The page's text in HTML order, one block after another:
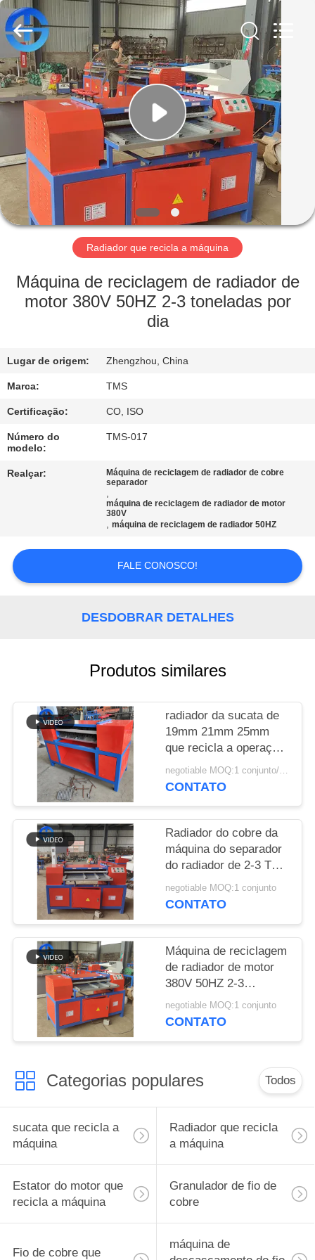
CASA
PRODUTOS
VÍDEOS
QUEM
SOMOS
FÁBRICA
QUALIDADE
FALE
CONOSCO
NOTÍCIAS
OS
CASOS
MAPA
DO
SITE
POLÍTICA
DE
PRIVACIDADE
MACHINERY
CO.,
LTD.
All
Rights
Reserved.
Developed
by
ECER
Radiador que recicla a máquina
Máquina de reciclagem de radiador de
motor 380V 50HZ 2-3 toneladas por
dia
Lugar de origem: Zhengzhou, China
Marca: TMS
Certificação: CO, ISO
Número do
modelo:
TMS-017
Realçar:
Máquina de reciclagem de radiador de cobre
separador
,
máquina de reciclagem de radiador de motor
380V
,máquina de reciclagem de radiador 50HZ
FALE CONOSCO!
DESDOBRAR DETALHES
Produtos similares
radiador da sucata de
19mm 21mm 25mm
que recicla a operação
do botão da máquina
negotiable MOQ:1 conjunto/conjuntos
CONTATO
Radiador do cobre da
máquina do separador
do radiador de 2-3 TPD
e o de alumínio
negotiable MOQ:1 conjunto
CONTATO
Máquina de reciclagem
de radiador de motor
380V 50HZ 2-3
toneladas por dia
negotiable MOQ:1 conjunto
CONTATO
Categorias populares Todos
sucata que recicla a
máquina
Radiador que recicla
a máquina
Estator do motor que
recicla a máquina
Granulador de fio de
cobre
Fio de cobre que
máquina de